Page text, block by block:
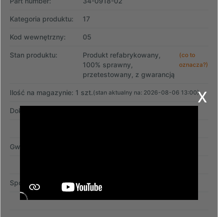
Kategoria produktu: 17
Kod wewnętrzny: 05
Stan produktu:
Produkt refabrykowany,
100% sprawny,
przetestowany, z gwarancją
(co to
oznacza?)
Ilość na magazynie: 1 szt.(stan aktualny na: 2026-08-06 13:00)
Dokument zakupu:
Gwarancja:
Sposób dostawy: przesyłka kurierska
x